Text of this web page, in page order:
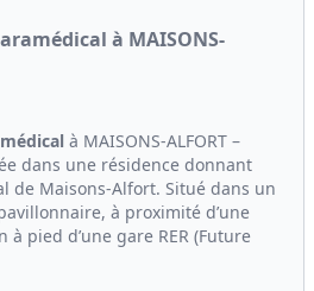
à MAISONS-
à MAISONS-ALFORT –
dans une résidence donnant
de Maisons-Alfort. Situé dans un
à proximité d’une
à pied d’une gare RER (Future